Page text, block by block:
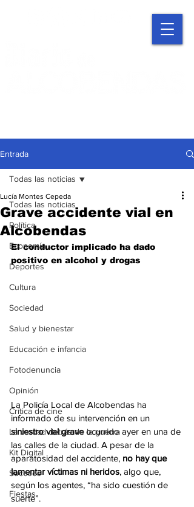
Entrada
Todas las noticias
Política
Economía
Deportes
Cultura
Sociedad
Salud y bienestar
Educación e infancia
Fotodenuncia
Opinión
Crítica de cine
La verdad detrás de la guerra
Kit Digital
Sucesos
Fiestas
Todas las noticias
Grave accidente vial en
Alcobendas
Lucía Montes Cepeda
El conductor implicado ha dado
positivo en alcohol y drogas
La Policía Local de Alcobendas ha
informado de su intervención en un
siniestro vial grave ocurrido ayer en una de
las calles de la ciudad. A pesar de la
aparatosidad del accidente, no hay que
lamentar víctimas ni heridos, algo que,
según los agentes, “ha sido cuestión de
suerte”.